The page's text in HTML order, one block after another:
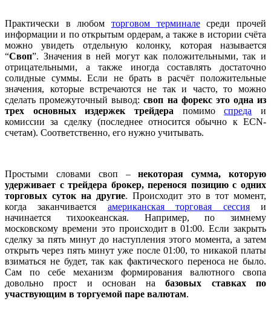
Практически в любом торговом терминалесреди прочей
информации и по открытым ордерам, а также в истории счёта
можно увидеть отдельную колонку, которая называется
“Своп”. Значения в ней могут как положительными, так и
отрицательными, а также иногда составлять достаточно
солидные суммы. Если не брать в расчёт положительные
значения, которые встречаются не так и часто, то можно
сделать промежуточный вывод:своп на форекс это одна из
трех основных издержек трейдера помимоспреда и
комиссии за сделку (последнее относится обычно к ECN-
счетам). Соответственно, его нужно учитывать.
Простыми словами своп –некоторая сумма, которую
удерживает с трейдера брокер, перенося позицию с одних
торговых суток на другие. Происходит это в тот момент,
когда заканчивается американская торговая сессияи
начинается тихоокеанская. Например, по зимнему
московскому времени это происходит в 01:00. Если закрыть
сделку за пять минут до наступления этого момента, а затем
открыть через пять минут уже после 01:00, то никакой платы
взиматься не будет, так как фактического переноса не было.
Сам по себе механизм формирования валютного свопа
довольно прост и основан набазовых ставках по
участвующим в торгуемой паре валютам.
Процентные